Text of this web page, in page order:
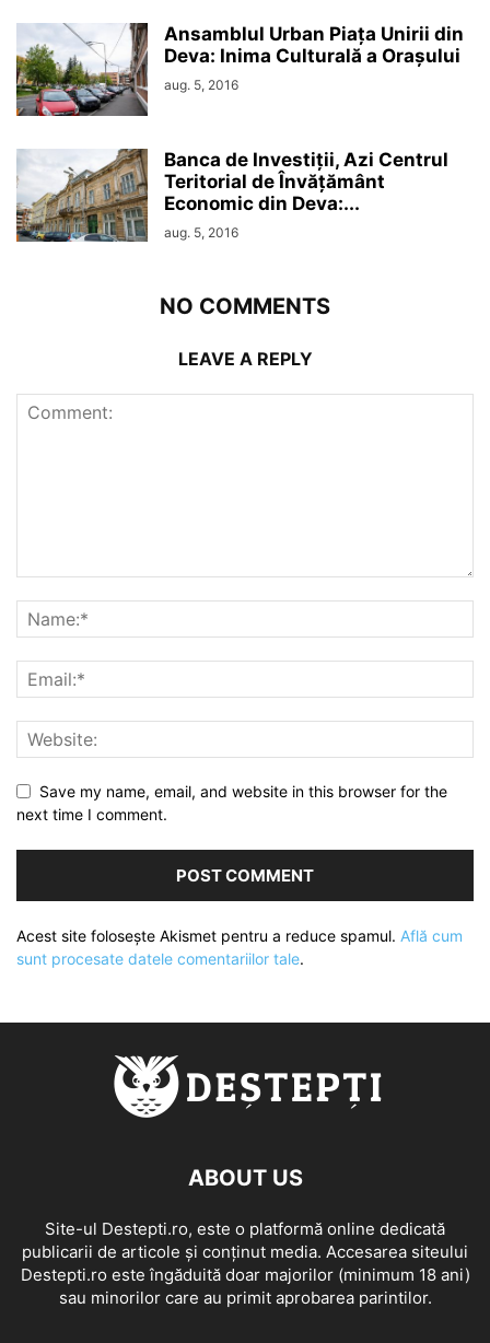
Ansamblul Urban Piața Unirii din
Deva: Inima Culturală a Orașului
aug. 5, 2016
Banca de Investiții, Azi Centrul
Teritorial de Învățământ
Economic din Deva:...
aug. 5, 2016
NO COMMENTS
LEAVE A REPLY
Save my name, email, and website in this browser for the
next time I comment.
Acest site folosește Akismet pentru a reduce spamul. Află cum
sunt procesate datele comentariilor tale.
ABOUT US
Site-ul Destepti.ro, este o platformă online dedicată
publicarii de articole și conținut media. Accesarea siteului
Destepti.ro este îngăduită doar majorilor (minimum 18 ani)
sau minorilor care au primit aprobarea parintilor.